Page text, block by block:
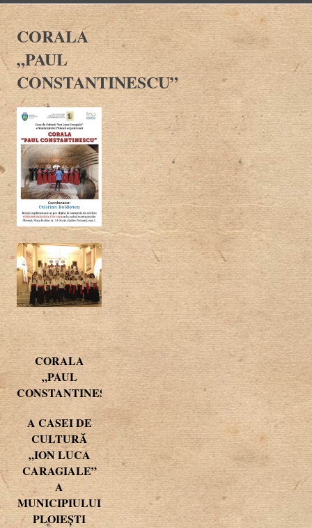
CORALA
„PAUL
CONSTANTINESCU”
CORALA
„PAUL
CONSTANTINESCU”
A CASEI DE
CULTURĂ
„ION LUCA
CARAGIALE”
A
MUNICIPIULUI
PLOIEŞTI